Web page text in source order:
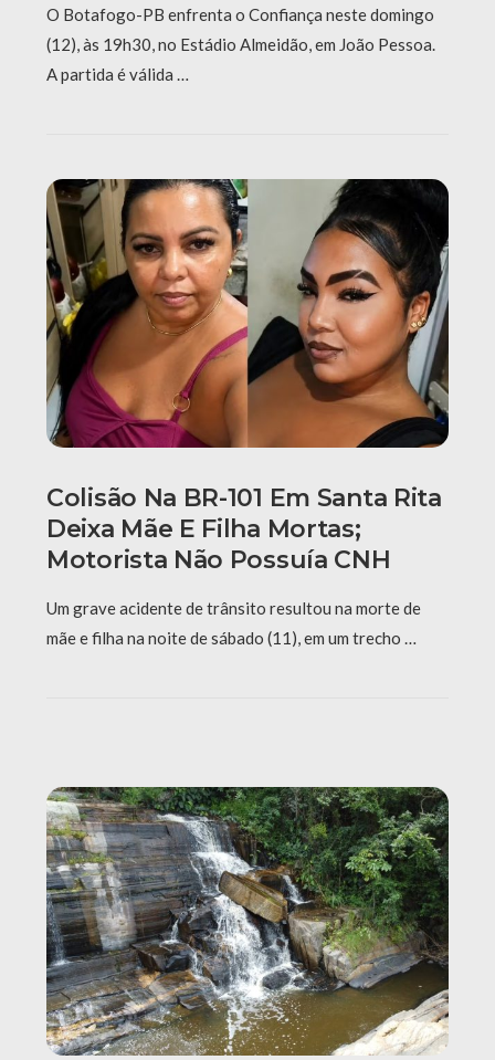
O Botafogo-PB enfrenta o Confiança neste domingo
(12), às 19h30, no Estádio Almeidão, em João Pessoa.
A partida é válida …
Colisão Na BR-101 Em Santa Rita
Deixa Mãe E Filha Mortas;
Motorista Não Possuía CNH
Um grave acidente de trânsito resultou na morte de
mãe e filha na noite de sábado (11), em um trecho …